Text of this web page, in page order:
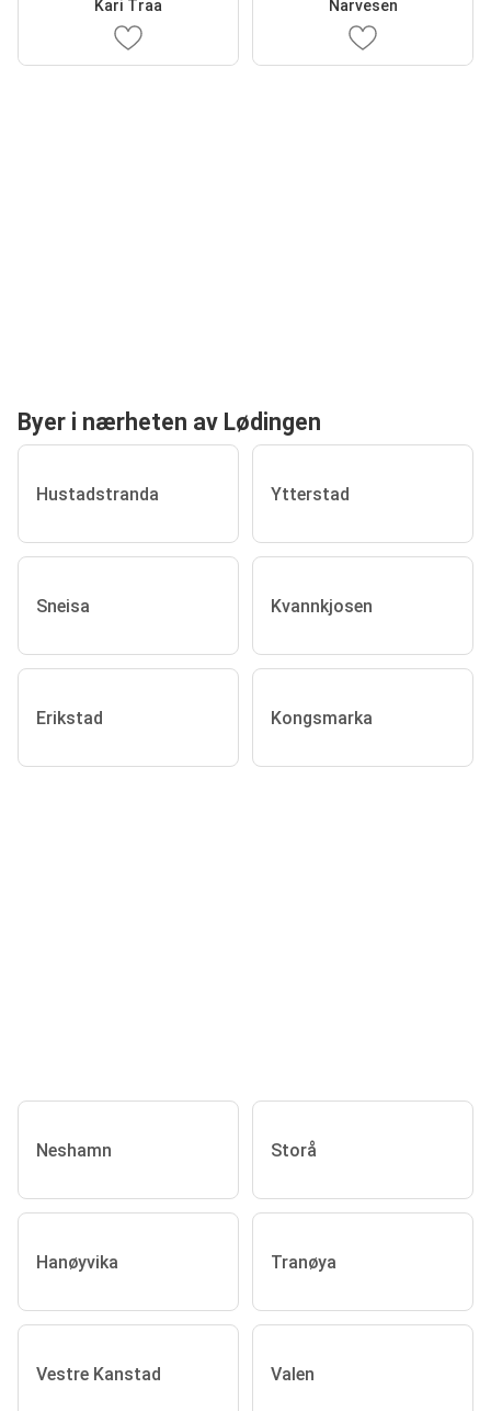
Kari Traa Narvesen
Byer i nærheten av Lødingen
Hustadstranda Ytterstad
Sneisa Kvannkjosen
Erikstad Kongsmarka
Neshamn Storå
Hanøyvika Tranøya
Vestre Kanstad Valen